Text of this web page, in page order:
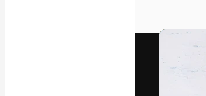
Video
Motion graphic
Modelli di video